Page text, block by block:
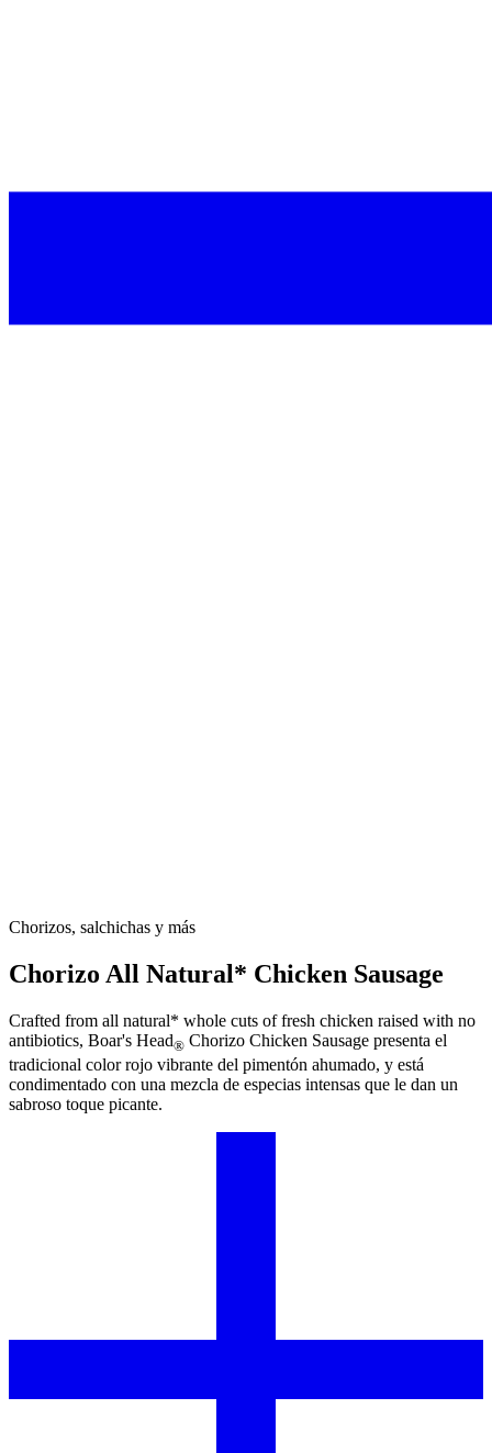
Chorizos, salchichas y más
Chorizo All Natural* Chicken Sausage
Crafted from all natural* whole cuts of fresh chicken raised with no
antibiotics, Boar's Head® Chorizo Chicken Sausage presenta el
tradicional color rojo vibrante del pimentón ahumado, y está
condimentado con una mezcla de especias intensas que le dan un
sabroso toque picante.